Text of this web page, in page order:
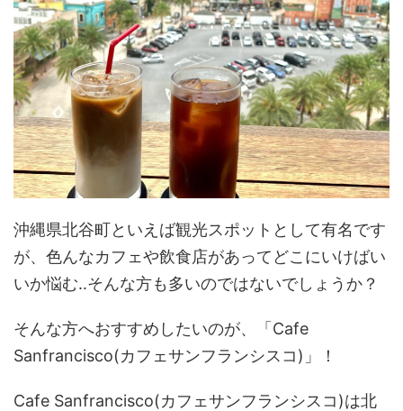
沖縄県北谷町といえば観光スポットとして有名です
が、色んなカフェや飲食店があってどこにいけばい
いか悩む‥そんな方も多いのではないでしょうか？
そんな方へおすすめしたいのが、「Cafe
Sanfrancisco(カフェサンフランシスコ)」！
Cafe Sanfrancisco(カフェサンフランシスコ)は北